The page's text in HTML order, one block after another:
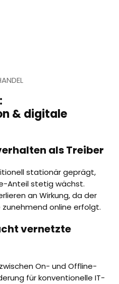
& digitale
als Treiber
stationär geprägt,
Anteil stetig wächst.
an Wirkung, da der
online erfolgt.
vernetzte
On- und Offline-
für konventionelle IT-